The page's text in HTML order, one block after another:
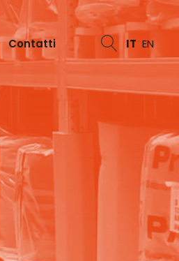
Contatti IT EN